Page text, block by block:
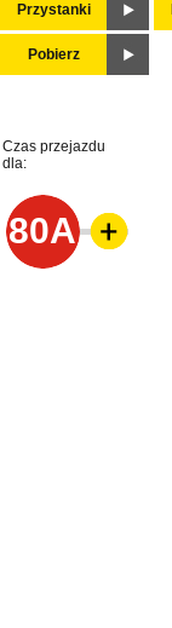
Przystanki
Pobierz
Czas przejazdu
dla:
80A